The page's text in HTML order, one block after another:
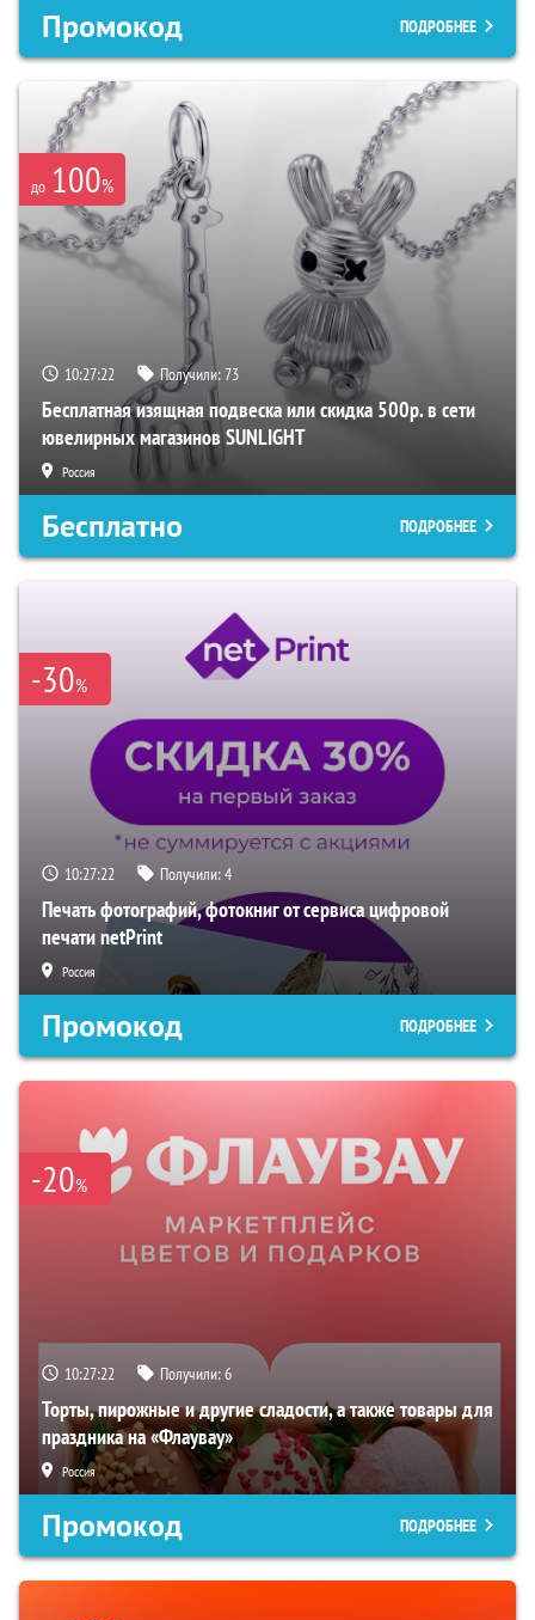
Промокод ПОДРОБНЕЕ
до 100%
10:27:21 Получили:73
Бесплатная изящная подвеска или скидка 500р. в сети
ювелирных магазинов SUNLIGHT
Россия
Бесплатно ПОДРОБНЕЕ
-30%
10:27:21 Получили:4
Печать фотографий, фотокниг от сервиса цифровой
печати netPrint
Россия
Промокод ПОДРОБНЕЕ
-20%
10:27:21 Получили:6
Торты, пирожные и другие сладости, а также товары для
праздника на «Флаувау»
Россия
Промокод ПОДРОБНЕЕ